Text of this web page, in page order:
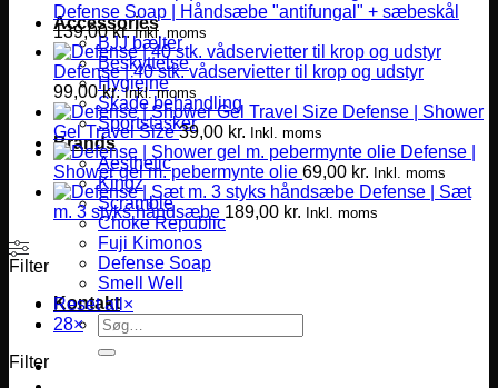
Accessories
BJJ bælter
Beskyttelse
Hygiejne
Skade behandling
Sportstasker
Brands
Aesthetic
Kingz
Scramble
Choke Republic
Fuji Kimonos
Defense Soap
Smell Well
Kontakt
Søg
efter:
Defense Soap | Håndsæbe "antifungal" + sæbeskål
139,00kr. Inkl. moms
Defense | 40 stk. vådservietter til krop og udstyr
99,00kr. Inkl. moms
Defense | Shower
Gel Travel Size 39,00 kr. Inkl. moms
Defense |
Shower gel m. pebermynte olie 69,00 kr. Inkl. moms
Defense | Sæt
m. 3 styks håndsæbe 189,00 kr. Inkl. moms
Filter
Reset all ×
28×
Filter